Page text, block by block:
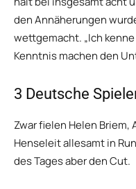
den Annäherungen
wettgemacht. „Ich
Kenntnis machen den
3 Deutsche
Zwar fielen Helen Briem,
Henseleit allesamt in
des Tages aber den Cut.